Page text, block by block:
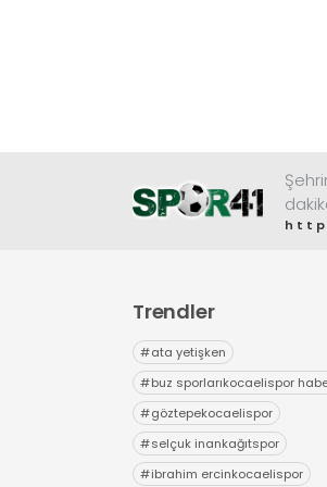
Trendler
#ata yetişken
#buz sporlarıkocaelispor
#göztepekocaelispor
#selçuk inankağıtspor
#ibrahim ercinkocaelispor